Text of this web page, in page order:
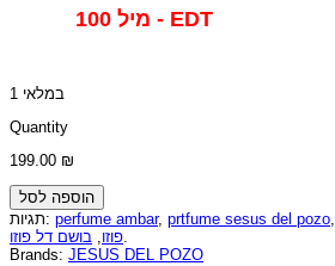
100 מיל - EDT
1 במלאי
Quantity
199.00 ₪
הוספה לסל
תגיות: perfume ambar, prtfume sesus del pozo,
פוזו, בושם דל פוזו
.
Brands: JESUS DEL POZO